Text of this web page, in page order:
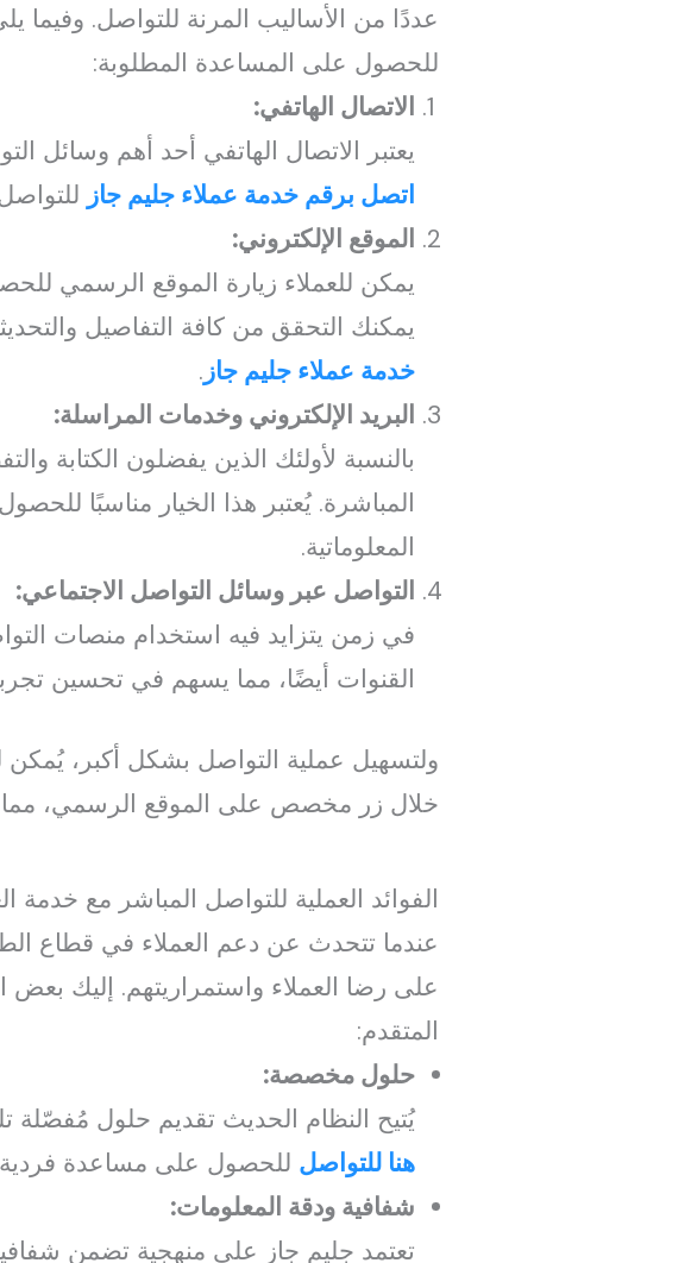
عددًا من الأساليب المرنة للتواصل. وفيما
للحصول على المساعدة المطلوبة:
الاتصال الهاتفي:
يعتبر الاتصال الهاتفي أحد أهم وسائل
اتصل برقم خدمة عملاء جليم جاز
الموقع الإلكتروني:
يمكن للعملاء زيارة الموقع الرسمي
يمكنك التحقق من كافة التفاصيل
خدمة عملاء جليم جاز .
البريد الإلكتروني وخدمات المراسلة:
بالنسبة لأولئك الذين يفضلون الكتابة
المباشرة. يُعتبر هذا الخيار مناسبًا
المعلوماتية.
التواصل عبر وسائل التواصل الاجتماعي:
في زمن يتزايد فيه استخدام منصات
القنوات أيضًا، مما يسهم في تحسين
ولتسهيل عملية التواصل بشكل أكبر، يُمكن
خلال زر مخصص على الموقع الرسمي،
الفوائد العملية للتواصل المباشر مع خدمة
عندما تتحدث عن دعم العملاء في قطاع
على رضا العملاء واستمراريتهم. إليك بعض
المتقدم:
حلول مخصصة:
يُتيح النظام الحديث تقديم حلول
هنا للتواصل للحصول على مساعدة فردية
شفافية ودقة المعلومات:
تعتمد جليم جاز على منهجية تضمن